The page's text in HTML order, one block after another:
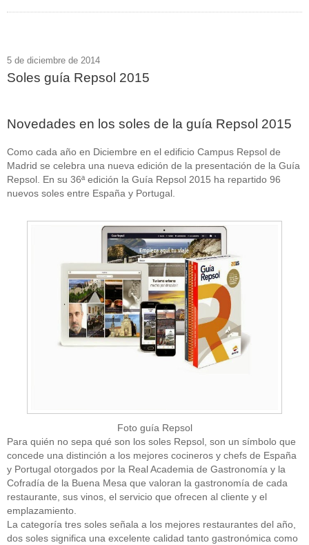
5 de diciembre de 2014
Soles guía Repsol 2015
Novedades en los soles de la guía Repsol 2015
Como cada año en Diciembre en el edificio Campus Repsol de
Madrid se celebra una nueva edición de la presentación de la Guía
Repsol. En su 36ª edición la Guía Repsol 2015 ha repartido 96
nuevos soles entre España y Portugal.
Foto guía Repsol
Para quién no sepa qué son los soles Repsol, son un símbolo que
concede una distinción a los mejores cocineros y chefs de España
y Portugal otorgados por la Real Academia de Gastronomía y la
Cofradía de la Buena Mesa que valoran la gastronomía de cada
restaurante, sus vinos, el servicio que ofrecen al cliente y el
emplazamiento.
La categoría tres soles señala a los mejores restaurantes del año,
dos soles significa una excelente calidad tanto gastronómica como